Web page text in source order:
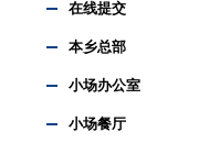
在线提交
本乡总部
小场办公室
小场餐厅